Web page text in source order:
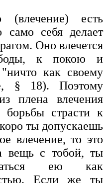
(влечение) есть
само себя делает
Оно влечется
к покою и
как своему
§ 18). Поэтому
плена влечения
борьбы страсти к
ты допускаешь
влечение, то это
вещь с тобой, ты
ею как
Если же ты